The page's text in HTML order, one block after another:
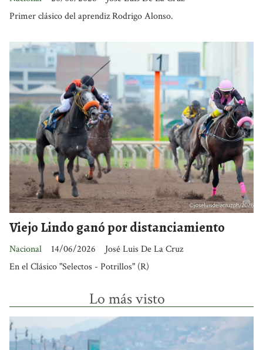
Primer clásico del aprendiz Rodrigo Alonso.
Viejo Lindo ganó por distanciamiento
José Luis De La Cruz
Nacional
14/06/2026
En el Clásico "Selectos - Potrillos" (R)
Lo más visto